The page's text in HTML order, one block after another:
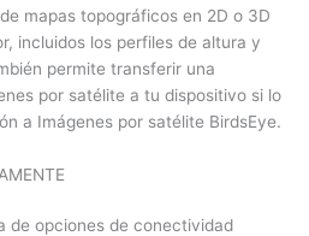
mapas topográficos en 2D o 3D
incluidos los perfiles de altura y
permite transferir una
por satélite a tu dispositivo si lo
a Imágenes por satélite BirdsEye.
de opciones de conectividad